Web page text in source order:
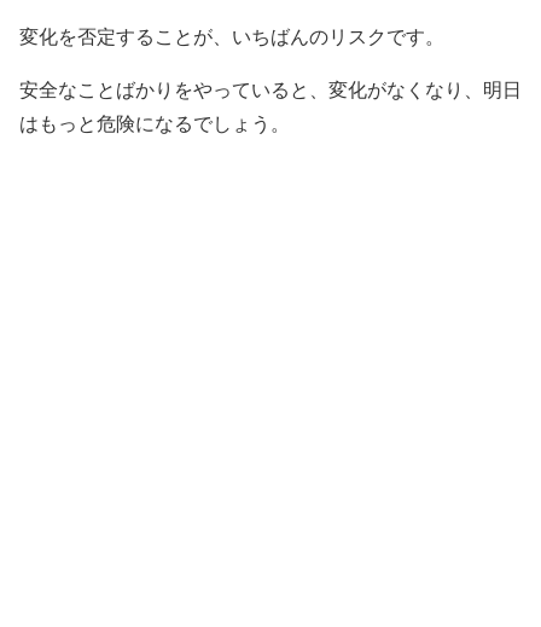
変化を否定することが、いちばんのリスクです。
安全なことばかりをやっていると、変化がなくなり、明日
はもっと危険になるでしょう。